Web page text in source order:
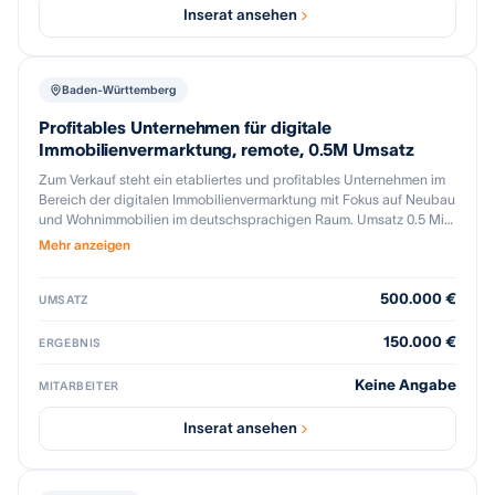
Inserat ansehen
Baden-Württemberg
Profitables Unternehmen für digitale
Immobilienvermarktung, remote, 0.5M Umsatz
Zum Verkauf steht ein etabliertes und profitables Unternehmen im
Bereich der digitalen Immobilienvermarktung mit Fokus auf Neubau
und Wohnimmobilien im deutschsprachigen Raum. Umsatz 0.5 Mio
Euro mit sehr guter Marge. Das Unternehmen unterstützt Bauträger
und Vertriebsprozesse. Der Fokus liegt auf effektiver
Kundenstamm aufgebaut. Ein signifikanter Teil des Umsatzes ist
Erträge ermöglicht. Die Organisation ist vollständig remote
standardisiert. Projektmanagement und Kundenkommunikation
sind effizient organisiert und skalierbar. Externe Leistungspartner
Mehr anzeigen
UMSATZ 500.000 €
ERGEBNIS 150.000 €
MITARBEITER Keine Angabe
Inserat ansehen